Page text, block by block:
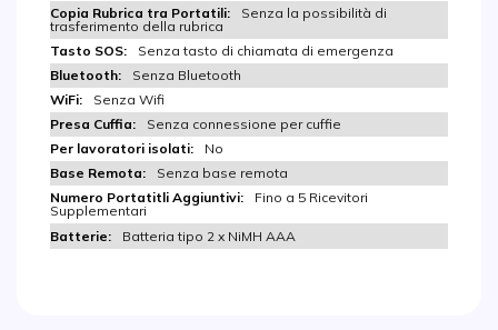
Senza la possibilità di
trasferimento della rubrica
Senza tasto di chiamata di emergenza
Senza Bluetooth
Senza Wifi
Senza connessione per cuffie
No
Senza base remota
Fino a 5 Ricevitori
Supplementari
Batteria tipo 2 x NiMH AAA